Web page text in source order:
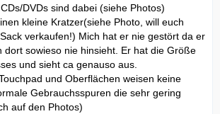
DVDs sind dabei (siehe Photos)
kleine Kratzer(siehe Photo, will euch
verkaufen!) Mich hat er nie gestört da er
dort sowieso nie hinsieht. Er hat die Größe
und sieht ca genauso aus.
und Oberflächen weisen keine
Gebrauchsspuren die sehr gering
auf den Photos)